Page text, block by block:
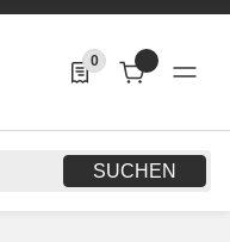
SUCHEN
0
0 Produkte in der